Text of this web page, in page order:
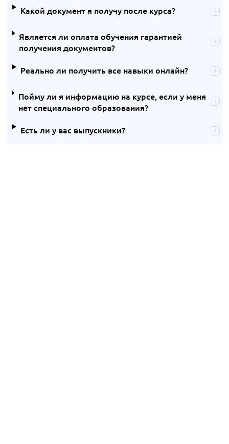
Какой документ я получу после курса?
Является ли оплата обучения гарантией
получения документов?
Реально ли получить все навыки онлайн?
Пойму ли я информацию на курсе, если у меня
нет специального образования?
Есть ли у вас выпускники?